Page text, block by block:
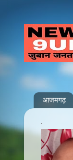
आजमगढ़
.